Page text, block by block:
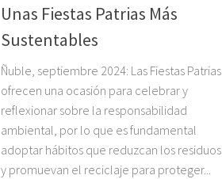
Unas Fiestas Patrias Más
Sustentables
Ñuble, septiembre 2024: Las Fiestas Patrias
ofrecen una ocasión para celebrar y
reflexionar sobre la responsabilidad
ambiental, por lo que es fundamental
adoptar hábitos que reduzcan los residuos
y promuevan el reciclaje para proteger...